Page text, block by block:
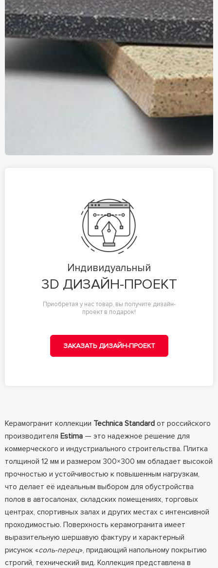
Индивидуальный
3D ДИЗАЙН-ПРОЕКТ
Приобретая у нас товар, вы получите дизайн-
проект в подарок!
ЗАКАЗАТЬ ДИЗАЙН-ПРОЕКТ
Керамогранит коллекции Technica Standardот российского
производителя Estima— это надежное решение для
коммерческого и индустриального строительства. Плитка
толщиной 12 мм и размером 300×300 мм обладает высокой
прочностью и устойчивостью к повышенным нагрузкам,
что делает её идеальным выбором для обустройства
полов в автосалонах, складских помещениях, торговых
центрах, спортивных залах и других местах с интенсивной
проходимостью. Поверхность керамогранита имеет
выразительную шершавую фактуру и характерный
рисунок «соль-перец», придающий напольному покрытию
строгий, технический вид. Коллекция представлена в